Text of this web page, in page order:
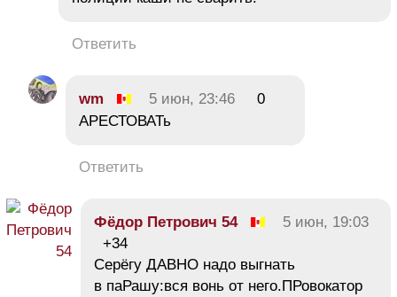
Ответить
wm 5 июн, 23:46
0
АРЕСТОВАТь
Ответить
Фёдор Петрович 54
5 июн, 19:03
+34
Серёгу ДАВНО надо выгнать
в паРашу:вся вонь от него.ПРовокатор